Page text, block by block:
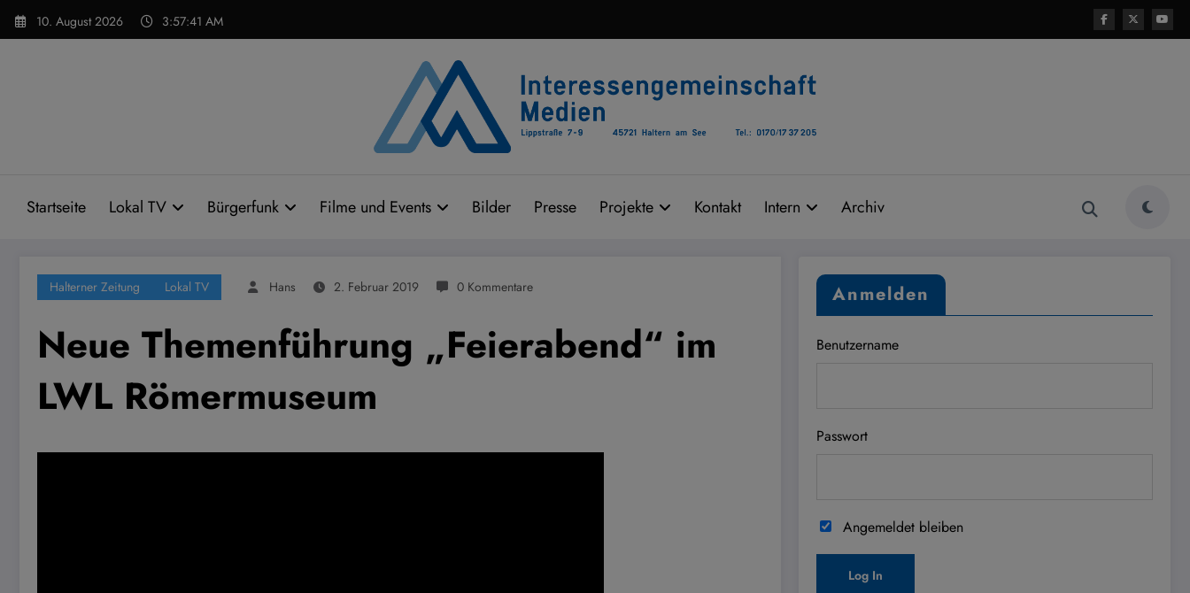
Zum
Inhalt
10. August 2026 3:57:42 AM
Startseite Lokal TV Bürgerfunk Filme und Events Bilder Presse Projekte Kontakt Intern Archiv
Halterner Zeitung Lokal TV Hans 2. Februar 2019 0 Kommentare
Neue Themenführung „Feierabend“ im
LWL Römermuseum
Anmelden
Benutzername
Passwort
Angemeldet bleiben